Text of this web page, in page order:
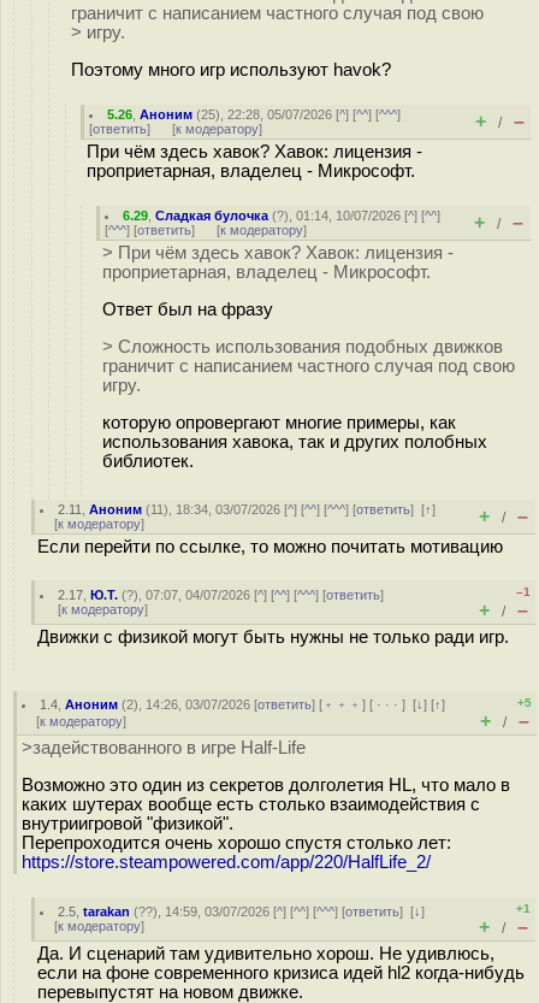
граничит с написанием частного случая под свою
> игру.
Поэтому много игр используют havok?
5.26 ,Аноним (25), 22:28, 05/07/2026 [^] [^^] [^^^]
[ответить] [к модератору] + / –
При чём здесь хавок? Хавок: лицензия -
проприетарная, владелец - Микрософт.
6.29 ,Сладкая булочка (?), 01:14, 10/07/2026 [^] [^^]
[^^^] [ответить] [к модератору] + / –
> При чём здесь хавок? Хавок: лицензия -
проприетарная, владелец - Микрософт.
Ответ был на фразу
> Сложность использования подобных движков
граничит с написанием частного случая под свою
игру.
которую опровергают многие примеры, как
использования хавока, так и других полобных
библиотек.
2.11 ,Аноним (11), 18:34, 03/07/2026 [^] [^^] [^^^] [ответить][↑]
[к модератору] + / –
Если перейти по ссылке, то можно почитать мотивацию
2.17 ,Ю.Т. (?), 07:07, 04/07/2026 [^] [^^] [^^^] [ответить]
[к модератору]
–1
+ / –
Движки с физикой могут быть нужны не только ради игр.
1.4 ,Аноним (2), 14:26, 03/07/2026 [ответить] [ ﹢﹢﹢] [ · · ·][↓] [↑]
[к модератору]
+5
+ / –
>задействованного в игре Half-Life
Возможно это один из секретов долголетия HL, что мало в
каких шутерах вообще есть столько взаимодействия с
внутриигровой "физикой".
Перепроходится очень хорошо спустя столько лет:
https://store.steampowered.com/app/220/HalfLife_2/
2.5 ,tarakan (??), 14:59, 03/07/2026 [^] [^^] [^^^] [ответить][↓]
[к модератору]
+1
+ / –
Да. И сценарий там удивительно хорош. Не удивлюсь,
если на фоне современного кризиса идей hl2 когда-нибудь
перевыпустят на новом движке.